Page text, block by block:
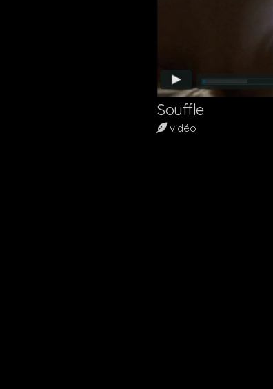
Souffle
Étiquettes :
vidéo